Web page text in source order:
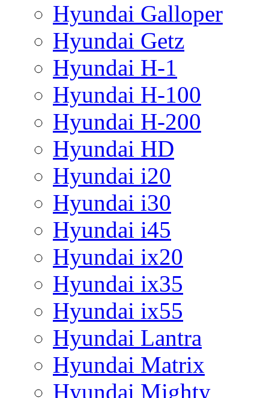
Hyundai Galloper
Hyundai Getz
Hyundai H-1
Hyundai H-100
Hyundai H-200
Hyundai HD
Hyundai i20
Hyundai i30
Hyundai i45
Hyundai ix20
Hyundai ix35
Hyundai ix55
Hyundai Lantra
Hyundai Matrix
Hyundai Mighty